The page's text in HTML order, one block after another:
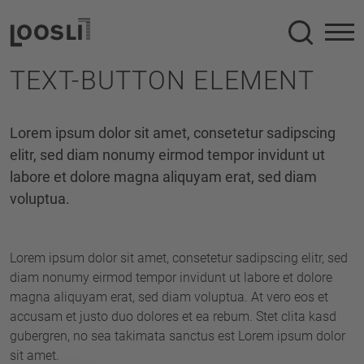
Suche
TEXT-BUTTON ELEMENT
Lorem ipsum dolor sit amet, consetetur sadipscing
elitr, sed diam nonumy eirmod tempor invidunt ut
labore et dolore magna aliquyam erat, sed diam
voluptua.
Lorem ipsum dolor sit amet, consetetur sadipscing elitr, sed
diam nonumy eirmod tempor invidunt ut labore et dolore
magna aliquyam erat, sed diam voluptua. At vero eos et
accusam et justo duo dolores et ea rebum. Stet clita kasd
gubergren, no sea takimata sanctus est Lorem ipsum dolor
sit amet.